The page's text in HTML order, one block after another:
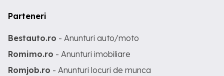
Parteneri
Bestauto.ro - Anunturi auto/moto
Romimo.ro - Anunturi imobiliare
Romjob.ro - Anunturi locuri de munca